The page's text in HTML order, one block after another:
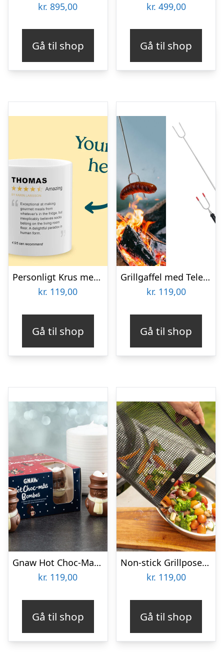
kr. 895,00
Gå til shop
kr. 499,00
Gå til shop
Personligt Krus med Positiv Bedømmelse
kr. 119,00
Gå til shop
Grillgaffel med Teleskopskaft 2-pak – Outlust
kr. 119,00
Gå til shop
Gnaw Hot Choc-Mas chokoladebomber til varm chokolade
kr. 119,00
Gå til shop
Non-stick Grillposer 2-pak – KitchPro
kr. 119,00
Gå til shop